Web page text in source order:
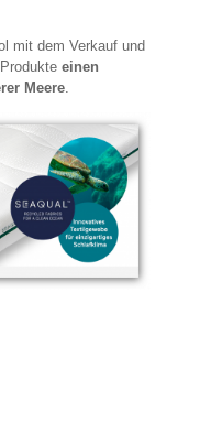
mit dem Verkauf und
einen
Meere.